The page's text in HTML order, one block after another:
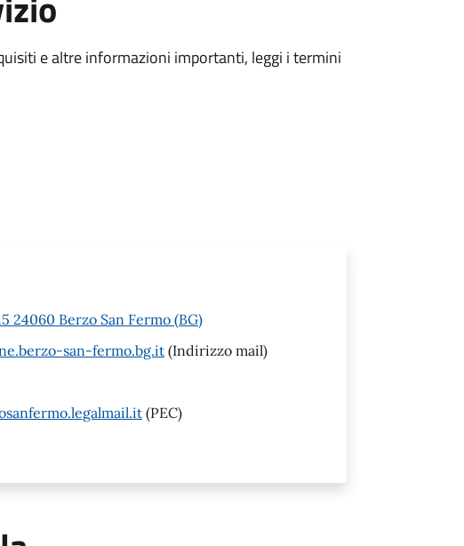
e altre informazioni importanti, leggi i termini
24060 Berzo San Fermo (BG)
san-fermo.bg.it(Indirizzo mail)
(PEC)